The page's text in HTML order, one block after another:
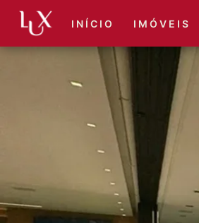
I N Í C I O I M Ó V E I S